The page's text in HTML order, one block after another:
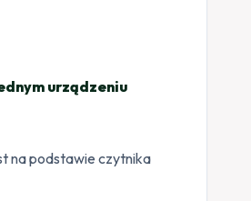
urządzeniu
na podstawie czytnika